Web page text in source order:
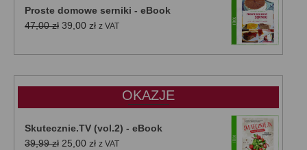
Proste domowe serniki - eBook
47,00zł Pierwotna
wynosiła:
39,00 złAktualna
wynosi:
z VAT
OKAZJE
Skutecznie.TV (vol.2) - eBook
39,99zł Pierwotna
25,00 złAktualna
z VAT